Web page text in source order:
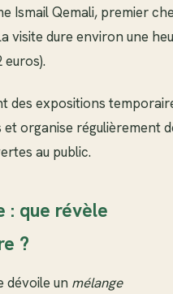
Ismail Qemali, premier
visite dure environ une
euros).
des expositions
organise régulièrement
au public.
: que révèle
?
dévoile un mélange